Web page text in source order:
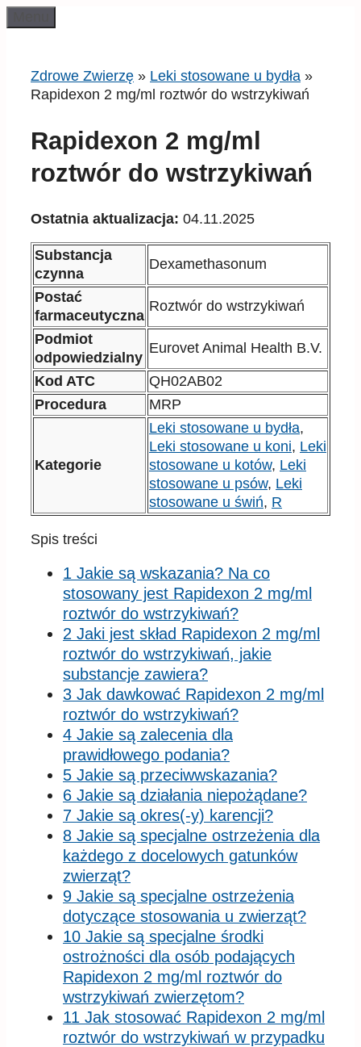
do
Zdrowe Zwierzę » Leki stosowane u bydła »
Rapidexon 2 mg/ml roztwór do wstrzykiwań
Rapidexon 2 mg/ml
roztwór do wstrzykiwań
Ostatnia aktualizacja: 04.11.2025
Substancja
czynna
Dexamethasonum
Postać
farmaceutyczna
Roztwór do wstrzykiwań
Podmiot
odpowiedzialny
Eurovet Animal Health B.V.
Kod ATC
QH02AB02
Procedura
MRP
Kategorie
Leki stosowane u bydła,
Leki stosowane u koni, Leki
stosowane u kotów, Leki
stosowane u psów, Leki
stosowane u świń, R
Spis treści
1 Jakie są wskazania? Na co
stosowany jest Rapidexon 2 mg/ml
roztwór do wstrzykiwań?
2 Jaki jest skład Rapidexon 2 mg/ml
roztwór do wstrzykiwań, jakie
substancje zawiera?
3 Jak dawkować Rapidexon 2 mg/ml
roztwór do wstrzykiwań?
4 Jakie są zalecenia dla
prawidłowego podania?
5 Jakie są przeciwwskazania?
6 Jakie są działania niepożądane?
7 Jakie są okres(-y) karencji?
8 Jakie są specjalne ostrzeżenia dla
każdego z docelowych gatunków
zwierząt?
9 Jakie są specjalne ostrzeżenia
dotyczące stosowania u zwierząt?
10 Jakie są specjalne środki
ostrożności dla osób podających
Rapidexon 2 mg/ml roztwór do
wstrzykiwań zwierzętom?
11 Jak stosować Rapidexon 2 mg/ml
roztwór do wstrzykiwań w przypadku